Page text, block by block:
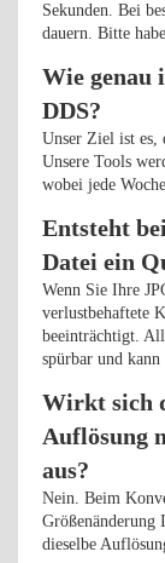
Sekunden. Bei
dauern. Bitte
Wie genau
DDS?
Unser Ziel ist es,
Unsere Tools
wobei jede
Entsteht
Datei ein
Wenn Sie Ihre
verlustbehaftete
beeinträchtigt.
spürbar und
Wirkt sich
Auflösung
aus?
Nein. Beim
Größenänderung
dieselbe